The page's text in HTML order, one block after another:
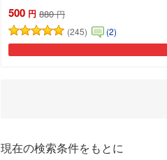
500 円 880 円
(245)
(2)
現在の検索条件をもとに